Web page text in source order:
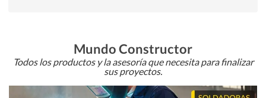
Mundo Constructor
Todos los productos y la asesoría que necesita para finalizar
sus proyectos.